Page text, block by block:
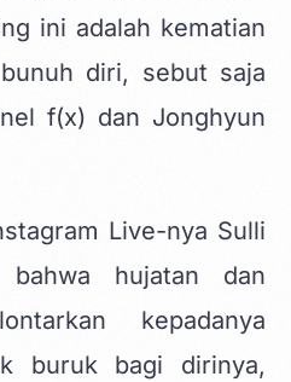
ini adalah kematian
diri, sebut saja
f(x) dan Jonghyun
Live-nya Sulli
bahwa hujatan dan
kepadanya
buruk bagi dirinya,